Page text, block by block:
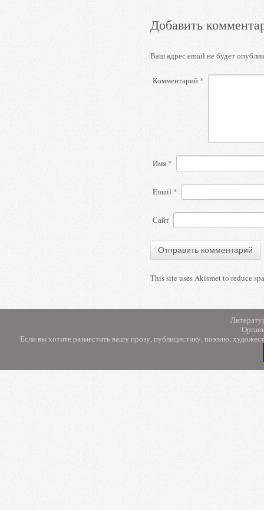
Добавить
Ваш адрес email не будет
Комментарий *
Имя *
Email *
Сайт
This site uses Akismet to reduce
Если вы хотите разместить вашу прозу, публицистику, поэзию,